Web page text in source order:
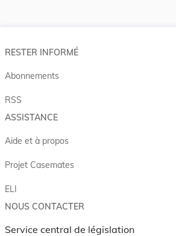
RESTER INFORMÉ
Abonnements
RSS
ASSISTANCE
Aide et à propos
Projet Casemates
ELI
NOUS CONTACTER
Service central de législation